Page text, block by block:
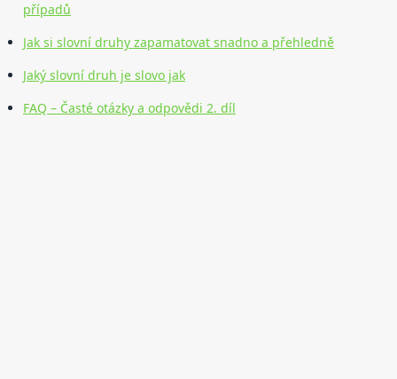
případů
Jak si slovní druhy zapamatovat snadno a přehledně
Jaký slovní druh je slovo jak
FAQ – Časté otázky a odpovědi 2. díl